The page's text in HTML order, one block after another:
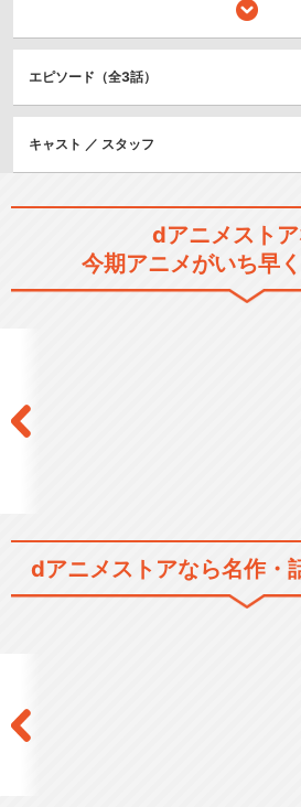
つめこみちゃんだが、その自分の常識では当
う。そんなつめこみちゃんの前に突然、笑顔
て・・・。
エピソード（全3話）
キャスト ／ スタッフ
dアニメスト
今期アニメがいち早
dアニメストアなら名作・